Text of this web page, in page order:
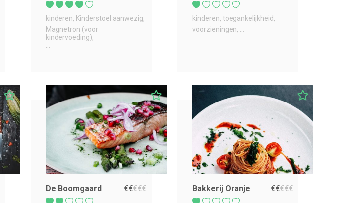
kinderen Kinderstoel aanwezig
Magnetron (voor
kindervoeding)
kinderen toegankelijkheid
voorzieningen
De Boomgaard €€€€€ Bakkerij Oranje €€€€€